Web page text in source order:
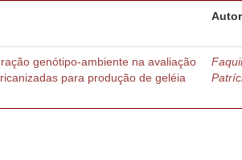
genótipo-ambiente na avaliação
para produção de geléia